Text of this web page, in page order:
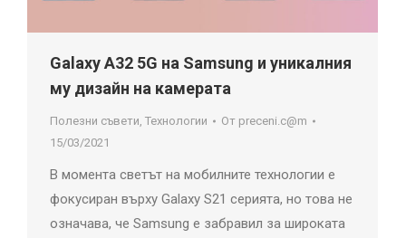
Galaxy A32 5G на Samsung и уникалния
му дизайн на камерата
Полезни съвети Технологии От preceni.c@m
15/03/2021
В момента светът на мобилните технологии е
фокусиран върху Galaxy S21 серията, но това не
означава, че Samsung е забравил за широката